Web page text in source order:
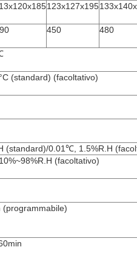
123x127x195
450 480
(standard) (facoltativo)
(standard)/0.01℃, 1.5%R.H
(facoltativo)
(programmabile)